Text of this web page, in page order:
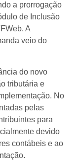
a prorrogação
de Inclusão
A
veio do
do novo
tributária e
No
pelas
para
devido
contábeis e ao